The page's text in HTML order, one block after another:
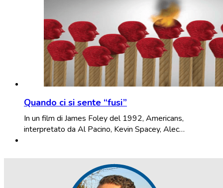
Quando ci si sente “fusi”
In un film di James Foley del 1992, Americans,
interpretato da Al Pacino, Kevin Spacey, Alec…